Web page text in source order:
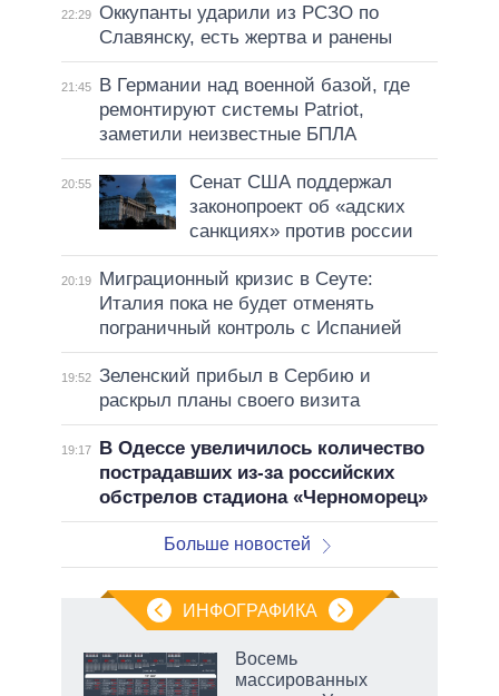
22:29 Оккупанты ударили из РСЗО по
Славянску, есть жертва и ранены
21:45
В Германии над военной базой, где
ремонтируют системы Patriot,
заметили неизвестные БПЛА
20:55
Сенат США поддержал
законопроект об «адских
санкциях» против россии
20:19
Миграционный кризис в Сеуте:
Италия пока не будет отменять
пограничный контроль с Испанией
19:52 Зеленский прибыл в Сербию и
раскрыл планы своего визита
19:17
В Одессе увеличилось количество
пострадавших из-за российских
обстрелов стадиона «Черноморец»
Больше новостей
ИНФОГРАФИКА
Восемь
массированных